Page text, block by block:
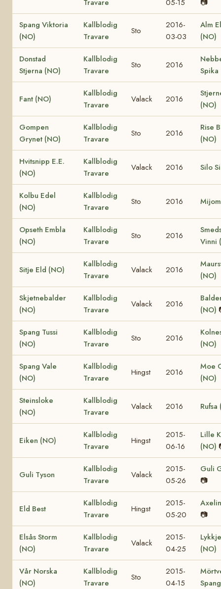
Travare 05-15 📷
Spang Viktoria
(NO)
Kallblodig
Travare
Sto
2016-
03-03
Alm
(NO)
Donstad
Stjerna (NO)
Kallblodig
Travare
Sto 2016
Spika
Fant (NO)
Kallblodig
Travare
Valack 2016
(NO)
Gompen
Grynet (NO)
Kallblodig
Travare
Sto 2016
Rise
(NO)
Hvitsnipp E.E.
(NO)
Kallblodig
Travare
Valack 2016 Silo
Kolbu Edel
(NO)
Kallblodig
Travare
Sto 2016
Opseth Embla
(NO)
Kallblodig
Travare
Sto 2016
Vinni
Sitje Eld (NO)
Kallblodig
Travare
Valack 2016
(NO)
Skjetnebalder
(NO)
Kallblodig
Travare
Valack 2016
(NO)
Spang Tussi
(NO)
Kallblodig
Travare
Sto 2016
(NO)
Spang Vale
(NO)
Kallblodig
Travare
Hingst 2016
Moe
(NO)
Steinsloke
(NO)
Kallblodig
Travare
Valack 2016 Rufsa
Eiken (NO)
Kallblodig
Travare
Hingst
2015-
06-16
Lille
(NO)
Guli Tyson
Kallblodig
Travare
Valack
2015-
05-26
Guli
📷
Eld Best
Kallblodig
Travare
Hingst
2015-
05-20
📷
Elsås Storm
(NO)
Kallblodig
Travare
Valack
2015-
04-25
(NO)
Vår Norska
(NO)
Kallblodig
Travare
Sto
2015-
04-15